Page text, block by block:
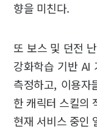
향을 미친다.
또 보스 및 던전
강화학습 기반 AI
측정하고, 이용자
한 캐릭터 스킬의
현재 서비스 중인